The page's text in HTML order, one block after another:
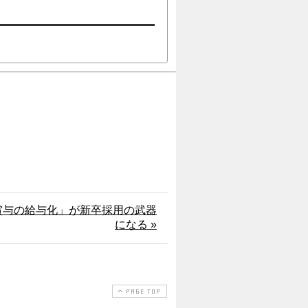
の給与化」が新卒採用の武器
になる »
PAGE TOP